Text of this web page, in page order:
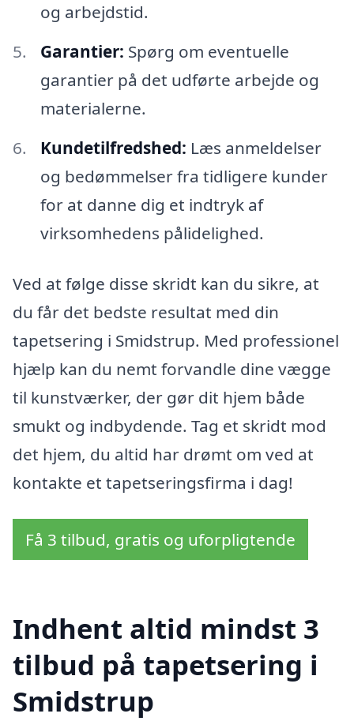
og arbejdstid.
Garantier: Spørg om eventuelle
garantier på det udførte arbejde og
materialerne.
Kundetilfredshed: Læs anmeldelser
og bedømmelser fra tidligere kunder
for at danne dig et indtryk af
virksomhedens pålidelighed.
Ved at følge disse skridt kan du sikre, at
du får det bedste resultat med din
tapetsering i Smidstrup. Med professionel
hjælp kan du nemt forvandle dine vægge
til kunstværker, der gør dit hjem både
smukt og indbydende. Tag et skridt mod
det hjem, du altid har drømt om ved at
kontakte et tapetseringsfirma i dag!
Få 3 tilbud, gratis og uforpligtende
Indhent altid mindst 3
tilbud på tapetsering i
Smidstrup